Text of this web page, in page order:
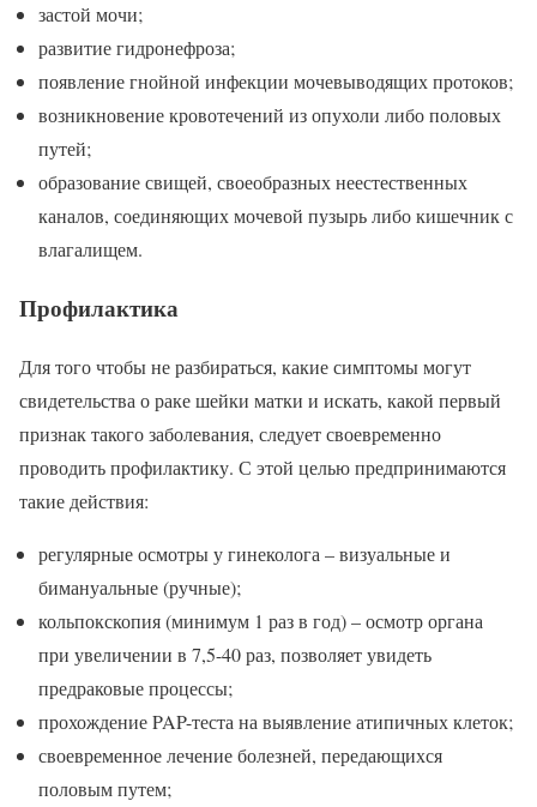
застой мочи;
развитие гидронефроза;
появление гнойной инфекции мочевыводящих протоков;
возникновение кровотечений из опухоли либо половых
путей;
образование свищей, своеобразных неестественных
каналов, соединяющих мочевой пузырь либо кишечник с
влагалищем.
Профилактика
Для того чтобы не разбираться, какие симптомы могут
свидетельства о раке шейки матки и искать, какой первый
признак такого заболевания, следует своевременно
проводить профилактику. С этой целью предпринимаются
такие действия:
регулярные осмотры у гинеколога – визуальные и
бимануальные (ручные);
кольпокскопия (минимум 1 раз в год) – осмотр органа
при увеличении в 7,5-40 раз, позволяет увидеть
предраковые процессы;
прохождение PAP-теста на выявление атипичных клеток;
своевременное лечение болезней, передающихся
половым путем;